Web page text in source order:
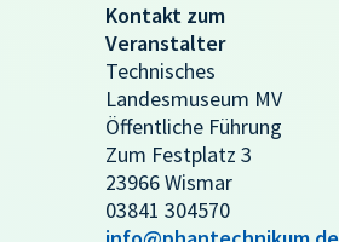
Kontakt zum
Veranstalter
Technisches
Landesmuseum MV
Öffentliche Führung
Zum Festplatz 3
23966 Wismar
03841 304570